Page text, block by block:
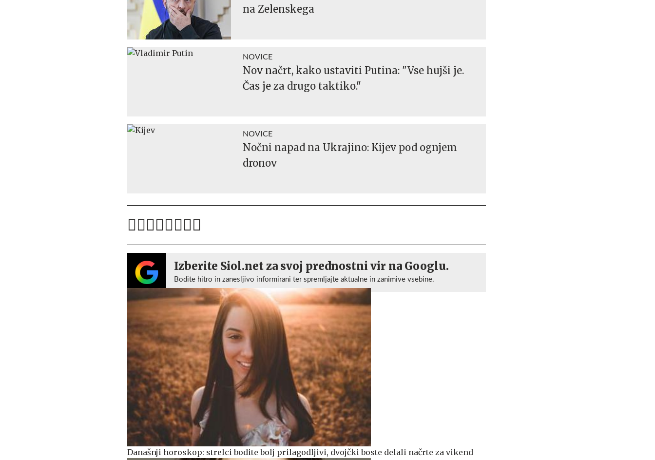
na Zelenskega
NOVICE
Nov načrt, kako ustaviti Putina: "Vse hujši je.
Čas je za drugo taktiko."
NOVICE
Nočni napad na Ukrajino: Kijev pod ognjem
dronov
Izberite Siol.net za svoj prednostni vir na Googlu.
Bodite hitro in zanesljivo informirani ter spremljajte aktualne in zanimive vsebine.
Današnji horoskop: strelci bodite bolj prilagodljivi, dvojčki boste delali načrte za vikend